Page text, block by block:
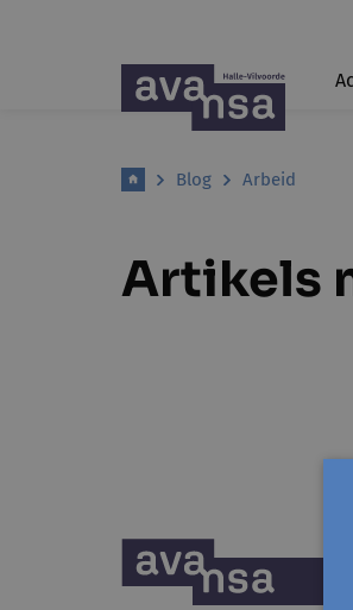
Blog Arbeid
Artikels